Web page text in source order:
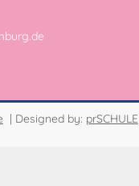
| Designed by: prSCHULE